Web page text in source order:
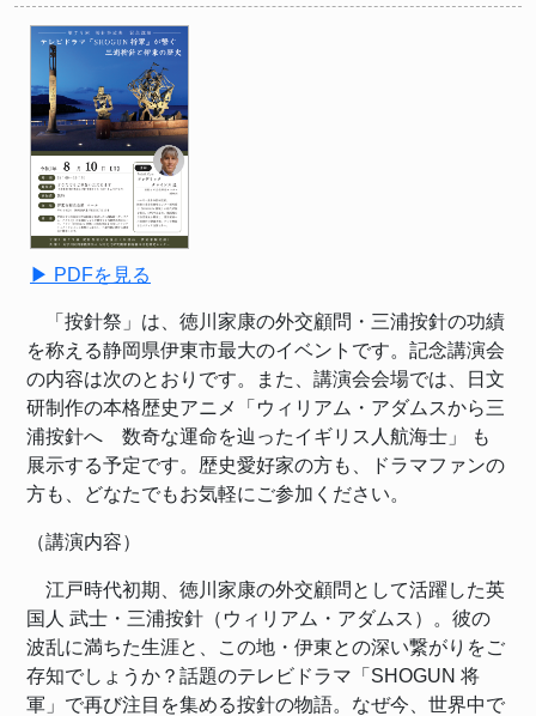
▶ PDFを見る
「按針祭」は、徳川家康の外交顧問・三浦按針の功績
を称える静岡県伊東市最大のイベントです。記念講演会
の内容は次のとおりです。また、講演会会場では、日文
研制作の本格歴史アニメ「ウィリアム・アダムスから三
浦按針へ 数奇な運命を辿ったイギリス人航海士」 も
展示する予定です。歴史愛好家の方も、ドラマファンの
方も、どなたでもお気軽にご参加ください。
（講演内容）
江戸時代初期、徳川家康の外交顧問として活躍した英
国人 武士・三浦按針（ウィリアム・アダムス）。彼の
波乱に満ちた生涯と、この地・伊東との深い繋がりをご
存知でしょうか？話題のテレビドラマ「 SHOGUN 将
軍」で再び注目を集める按針の物語。なぜ今、世界中で